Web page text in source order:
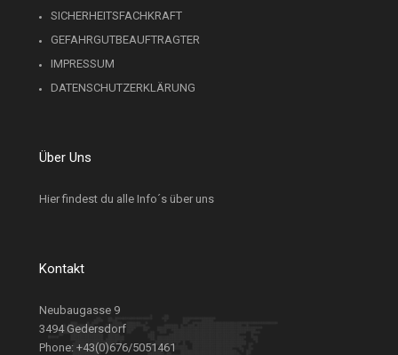
SICHERHEITSFACHKRAFT
GEFAHRGUTBEAUFTRAGTER
IMPRESSUM
DATENSCHUTZERKLÄRUNG
Über Uns
Hier findest du alle Info´s über uns
Kontakt
Neubaugasse 9
3494 Gedersdorf
Phone: +43(0)676/5051461